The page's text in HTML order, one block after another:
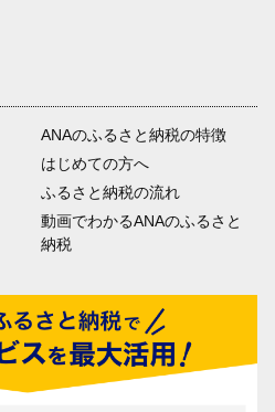
ANAのふるさと納税の特徴
はじめての方へ
ふるさと納税の流れ
動画でわかるANAのふるさと
納税